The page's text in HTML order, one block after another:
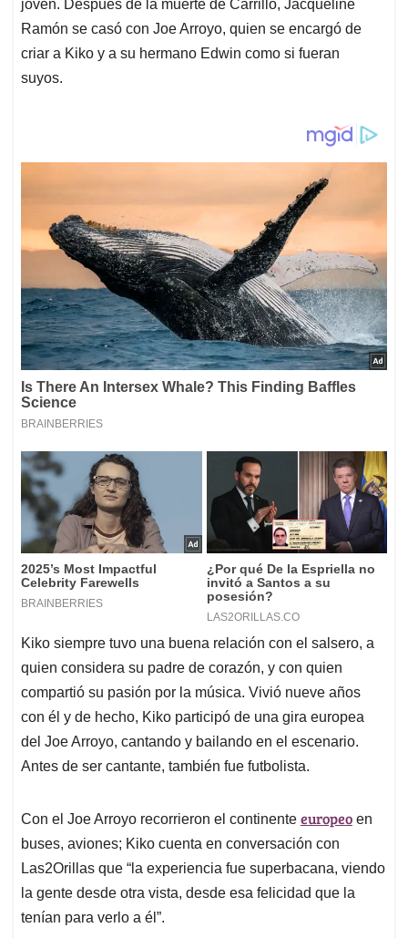
joven. Después de la muerte de Carrillo, Jacqueline
Ramón se casó con Joe Arroyo, quien se encargó de
criar a Kiko y a su hermano Edwin como si fueran
suyos.
Kiko siempre tuvo una buena relación con el salsero, a
quien considera su padre de corazón, y con quien
compartió su pasión por la música. Vivió nueve años
con él y de hecho, Kiko participó de una gira europea
del Joe Arroyo, cantando y bailando en el escenario.
Antes de ser cantante, también fue futbolista.
Con el Joe Arroyo recorrieron el continente europeo en
buses, aviones; Kiko cuenta en conversación con
Las2Orillas que “la experiencia fue superbacana, viendo
la gente desde otra vista, desde esa felicidad que la
tenían para verlo a él”.